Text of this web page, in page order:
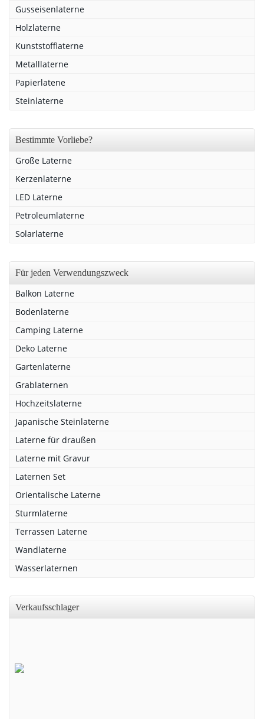
Gusseisenlaterne
Holzlaterne
Kunststofflaterne
Metalllaterne
Papierlatene
Steinlaterne
Bestimmte Vorliebe?
Große Laterne
Kerzenlaterne
LED Laterne
Petroleumlaterne
Solarlaterne
Für jeden Verwendungszweck
Balkon Laterne
Bodenlaterne
Camping Laterne
Deko Laterne
Gartenlaterne
Grablaternen
Hochzeitslaterne
Japanische Steinlaterne
Laterne für draußen
Laterne mit Gravur
Laternen Set
Orientalische Laterne
Sturmlaterne
Terrassen Laterne
Wandlaterne
Wasserlaternen
Verkaufsschlager